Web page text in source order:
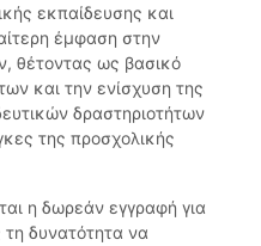
εκπαίδευσης και
έμφαση στην
θέτοντας ως βασικό
και την ενίσχυση της
δραστηριοτήτων
της προσχολικής
η δωρεάν εγγραφή για
τη δυνατότητα να